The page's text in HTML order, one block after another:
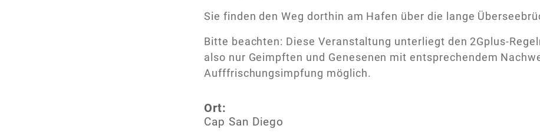
Sie finden den Weg dorthin am Hafen über die lange
Bitte beachten: Diese Veranstaltung unterliegt den 2Gplus-
also nur Geimpften und Genesenen mit entsprechendem
Aufffrischungsimpfung möglich.
Ort:
Cap San Diego